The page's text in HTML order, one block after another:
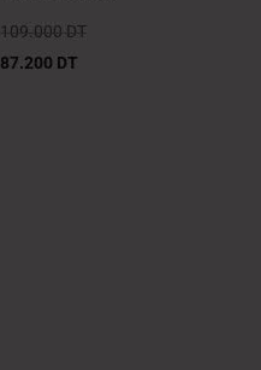
109.000 DT
87.200 DT